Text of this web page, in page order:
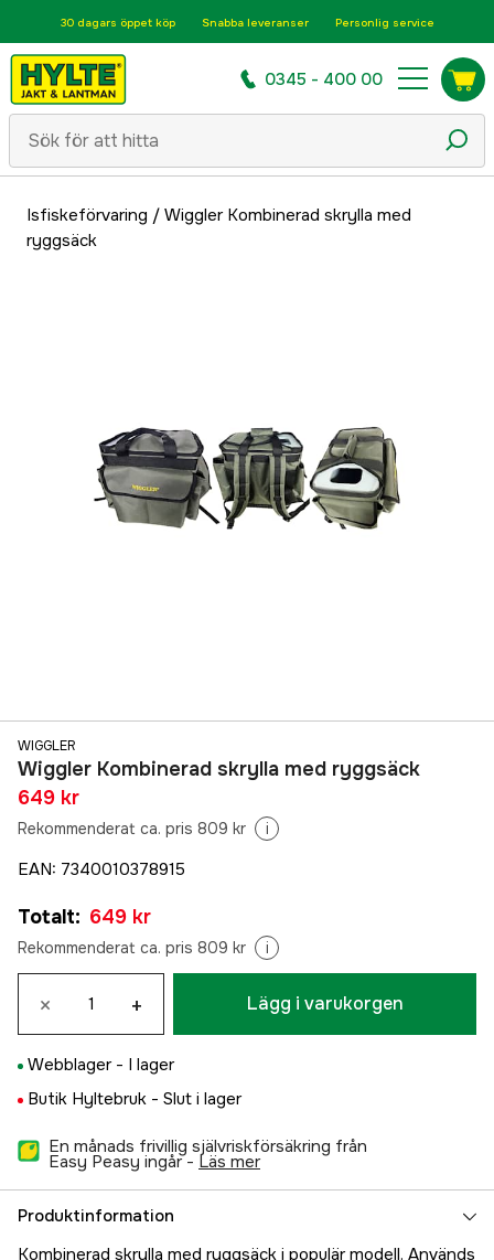
30 dagars öppet köp Snabba leveranser Personlig service
0345 - 400 00
Isfiskeförvaring / Wiggler Kombinerad skrylla med
ryggsäck
WIGGLER
Wiggler Kombinerad skrylla med ryggsäck
649 kr
Rekommenderat ca. pris 809 kr i
EAN: 7340010378915
Totalt: 649 kr
Rekommenderat ca. pris 809 kr i
× + Lägg i varukorgen
Webblager - I lager
Butik Hyltebruk - Slut i lager
En månads frivillig självriskförsäkring från
Easy Peasy ingår - läs mer
Produktinformation
Kombinerad skrylla med ryggsäck i populär modell. Används